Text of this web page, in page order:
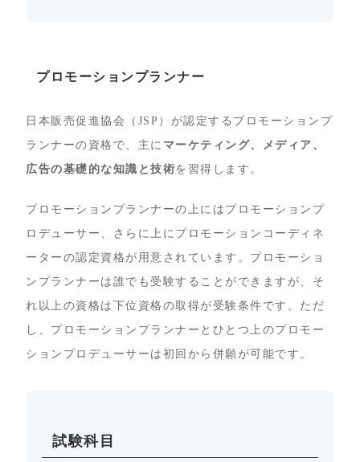
プロモーションプランナー
日本販売促進協会（JSP）が認定するプロモーションプ
ランナーの資格で、主に マーケティング、メディア、
広告の基礎的な知識と技術を習得します。
プロモーションプランナーの上にはプロモーションプ
ロデューサー、さらに上にプロモーションコーディネ
ーターの認定資格が用意されています。プロモーショ
ンプランナーは誰でも受験することができますが、そ
れ以上の資格は下位資格の取得が受験条件です。ただ
し、プロモーションプランナーとひとつ上のプロモー
ションプロデューサーは初回から併願が可能です。
試験科目